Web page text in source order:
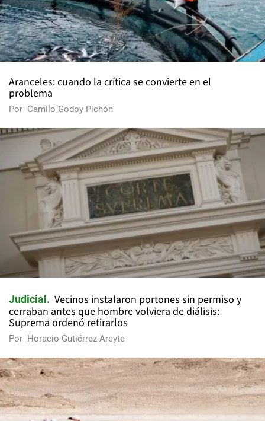
Aranceles: cuando la crítica se convierte en el
problema
Por Camilo Godoy Pichón
Judicial
Vecinos instalaron portones sin permiso y
cerraban antes que hombre volviera de diálisis:
Suprema ordenó retirarlos
Por Horacio Gutiérrez Areyte